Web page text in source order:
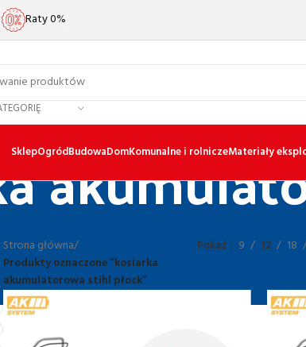
Raty 0%
SklepOgródBudowaDomKomunalne i rolniczeMateriały
Strona główna/
Produkty oznaczone “kosiarka
akumulatorowa stihl płock”
Pokaż 9 12 18